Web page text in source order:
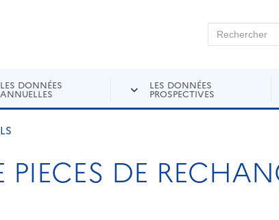
Rechercher sur
LES DONNÉES
ANNUELLES
LES DONNÉES
PROSPECTIVES
DE